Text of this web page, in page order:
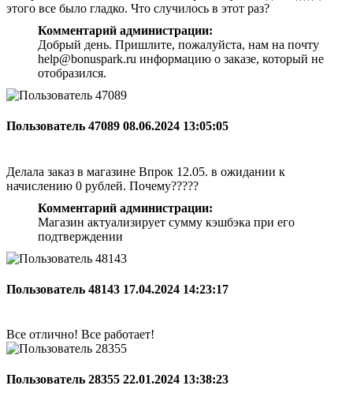
этого все было гладко. Что случилось в этот раз?
Комментарий администрации:
Добрый день. Пришлите, пожалуйста, нам на почту
help@bonuspark.ru информацию о заказе, который не
отобразился.
Пользователь 47089 08.06.2024 13:05:05
Делала заказ в магазине Впрок 12.05. в ожидании к
начислению 0 рублей. Почему?????
Комментарий администрации:
Магазин актуализирует сумму кэшбэка при его
подтверждении
Пользователь 48143 17.04.2024 14:23:17
Все отлично! Все работает!
Пользователь 28355 22.01.2024 13:38:23